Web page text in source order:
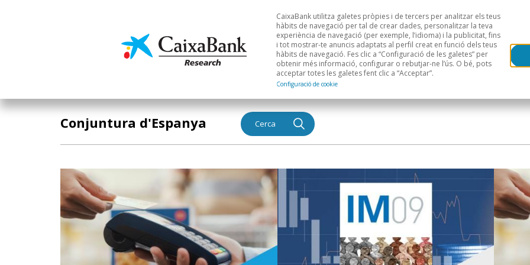
Economia i mercats Anàlisi sectorial Àrees geogràfiques
CaixaBank utilitza galetes pròpies i de tercers per analitzar els teus
hàbits de navegació per tal de crear dades, personalitzar la teva
experiència de navegació (per exemple, l’idioma) i la publicitat, fins
i tot mostrar-te anuncis adaptats al perfil creat en funció dels teus
hàbits de navegació. Fes clic a “Configuració de les galetes” per
obtenir més informació, configurar o rebutjar-ne l’ús. O bé, pots
acceptar totes les galetes fent clic a “Acceptar”.
Configuració de cookie
Conjuntura d'Espanya Cerca